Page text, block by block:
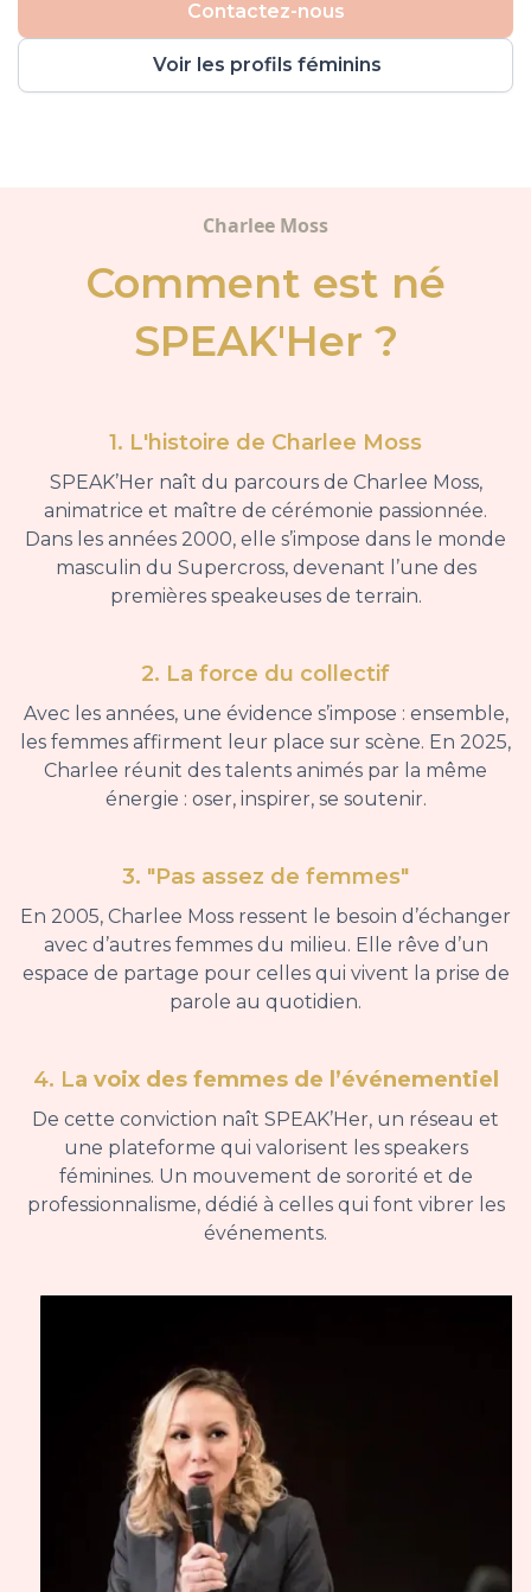
Voir les profils féminins
Contactez-nous
Charlee Moss
Comment est né
SPEAK'Her ?
1. L'histoire de Charlee Moss
SPEAK’Her naît du parcours de Charlee Moss,
animatrice et maître de cérémonie passionnée.
Dans les années 2000, elle s’impose dans le monde
masculin du Supercross, devenant l’une des
premières speakeuses de terrain.
2. La force du collectif
Avec les années, une évidence s’impose : ensemble,
les femmes affirment leur place sur scène. En 2025,
Charlee réunit des talents animés par la même
énergie : oser, inspirer, se soutenir.
3. "Pas assez de femmes"
En 2005, Charlee Moss ressent le besoin d’échanger
avec d’autres femmes du milieu. Elle rêve d’un
espace de partage pour celles qui vivent la prise de
parole au quotidien.
4. La voix des femmes de l’événementiel
De cette conviction naît SPEAK’Her, un réseau et
une plateforme qui valorisent les speakers
féminines. Un mouvement de sororité et de
professionnalisme, dédié à celles qui font vibrer les
événements.